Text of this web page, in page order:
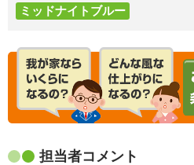
ミッドナイトブルー
担当者コメント